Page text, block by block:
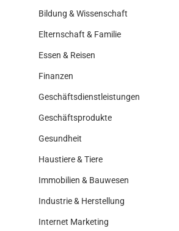
Bildung & Wissenschaft
Elternschaft & Familie
Essen & Reisen
Finanzen
Geschäftsdienstleistungen
Geschäftsprodukte
Gesundheit
Haustiere & Tiere
Immobilien & Bauwesen
Industrie & Herstellung
Internet Marketing